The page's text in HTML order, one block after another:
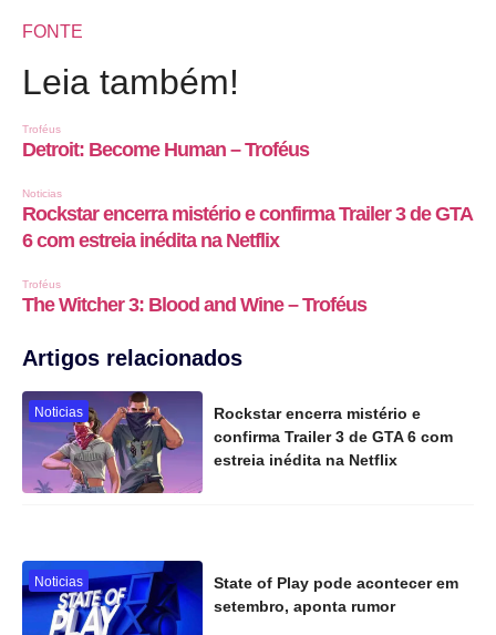
FONTE
Leia também!
Artigos relacionados
Noticias
Rockstar encerra mistério e
confirma Trailer 3 de GTA 6 com
estreia inédita na Netflix
Noticias
State of Play pode acontecer em
setembro, aponta rumor